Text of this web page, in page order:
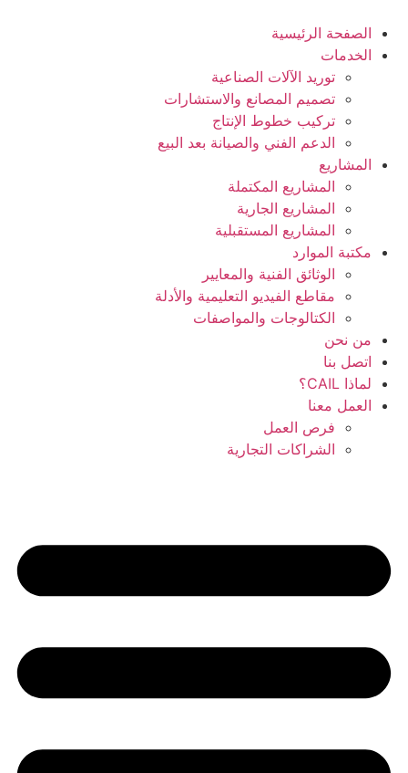
content
الصفحة الرئيسية
الخدمات
توريد الآلات الصناعية
تصميم المصانع والاستشارات
تركيب خطوط الإنتاج
الدعم الفني والصيانة بعد البيع
المشاريع
المشاريع المكتملة
المشاريع الجارية
المشاريع المستقبلية
مكتبة الموارد
الوثائق الفنية والمعايير
مقاطع الفيديو التعليمية والأدلة
الكتالوجات والمواصفات
من نحن
اتصل بنا
لماذا CAIL؟
العمل معنا
فرص العمل
الشراكات التجارية